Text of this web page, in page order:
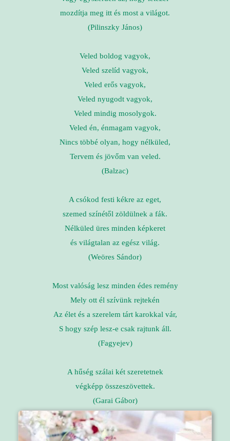
mozdítja meg itt és most a világot.
(Pilinszky János)
Veled boldog vagyok,
Veled szelíd vagyok,
Veled erős vagyok,
Veled nyugodt vagyok,
Veled mindig mosolygok.
Veled én, énmagam vagyok,
Nincs többé olyan, hogy nélküled,
Tervem és jövőm van veled.
(Balzac)
A csókod festi kékre az eget,
szemed színétől zöldülnek a fák.
Nélküled üres minden képkeret
és világtalan az egész világ.
(Weöres Sándor)
Most valóság lesz minden édes remény
Mely ott él szívünk rejtekén
Az élet és a szerelem tárt karokkal vár,
S hogy szép lesz-e csak rajtunk áll.
(Fagyejev)
A hűség szálai két szeretetnek
végképp összeszövettek.
(Garai Gábor)